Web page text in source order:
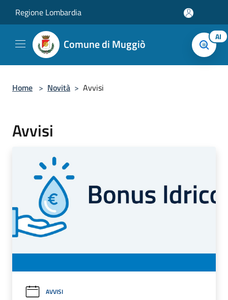
Regione Lombardia
Comune di Muggiò AI
Home > Novità > Avvisi
Avvisi
AVVISI